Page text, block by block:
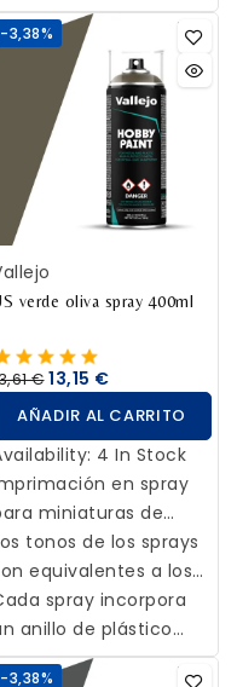
miniaturas de metal,
o resina. Seca
rápidamente
ofreciendo un perfecto
acabado mate y
autonivelante que
respeta y resalta hasta
el mínimo detalle de las
y las
de colores para
a pincel cómo
Game Color o Model
Color, así se puedan
combinar ambas
técnicas de pintura.
una correcta
del
mismo, así como 2
difusores: un difusor de
precisión,
especialmente
recomendado para
trabajos de detalle y un
medio,
para
más gruesos y
-3,38%
verde oliva spray 400ml
€ 13,15 €
AÑADIR AL CARRITO
4 In Stock
en spray
miniaturas de
plástico y resina,
elevada
de
para su uso
miniaturas de metal,
tonos de los sprays
equivalentes a los
su color
en las
de colores para
spray incorpora
anillo de plástico
una correcta
-3,38%